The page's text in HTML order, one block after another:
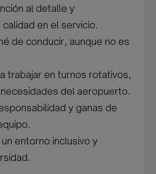
al detalle y
en el servicio.
de conducir, aunque no es
trabajar en turnos rotativos,
del aeropuerto.
y ganas de
entorno inclusivo y